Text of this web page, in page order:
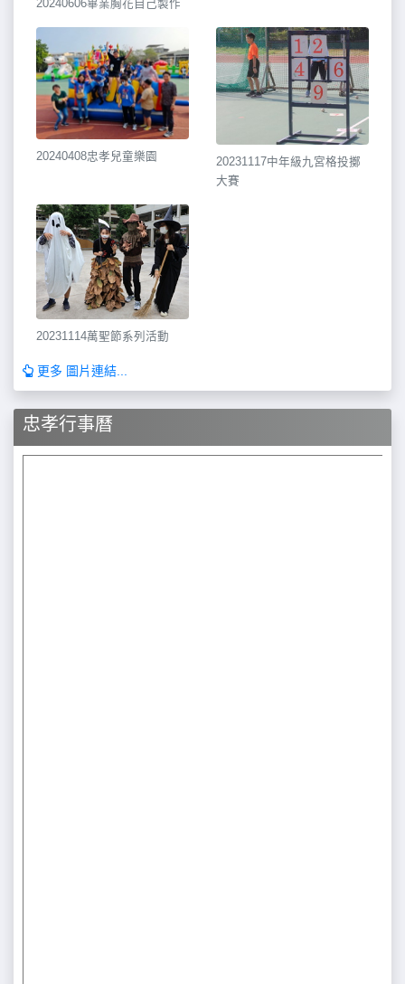
20240606畢業胸花自己製作
20240408忠孝兒童樂園
20231117中年級九宮格投擲
大賽
20231114萬聖節系列活動
更多 圖片連結...
忠孝行事曆